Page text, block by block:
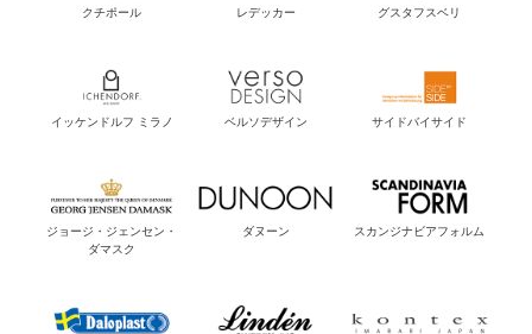
クチポール レデッカー グスタフスベリ
イッケンドルフ ミラノ ベルソデザイン サイドバイサイド
ジョージ・ジェンセン・
ダマスク
ダヌーン スカンジナビアフォルム